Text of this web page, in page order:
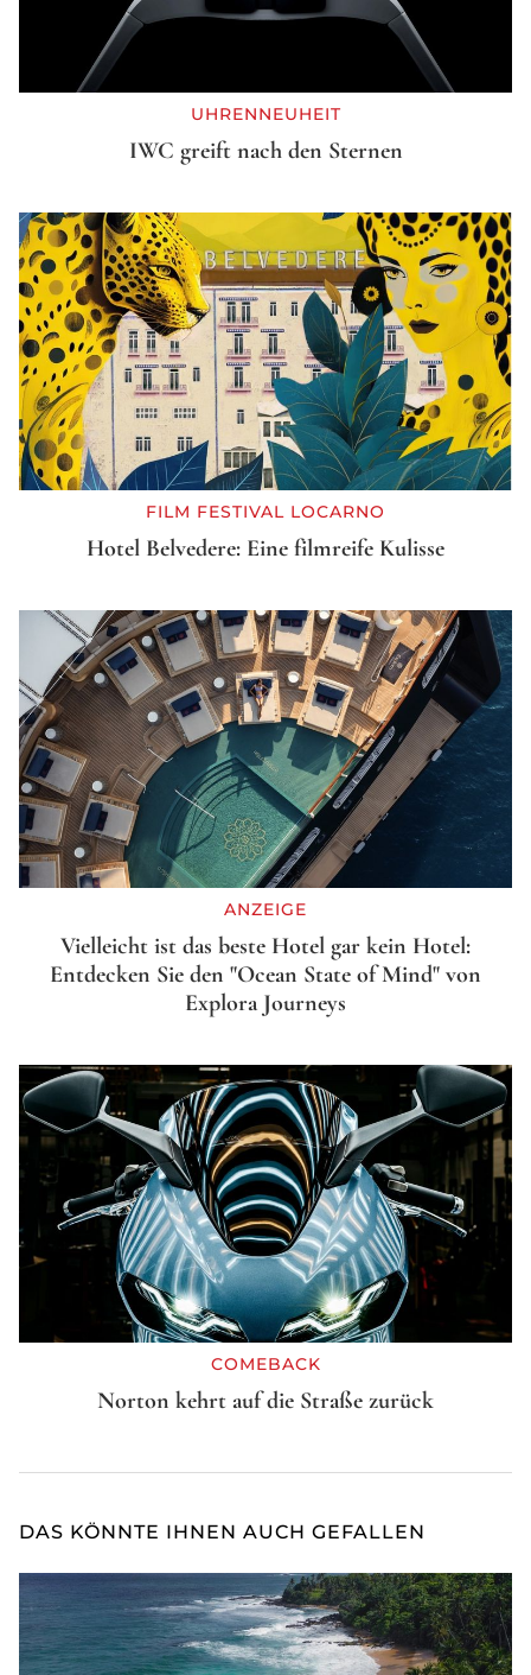
UHRENNEUHEIT
IWC greift nach den Sternen
FILM FESTIVAL LOCARNO
Hotel Belvedere: Eine filmreife Kulisse
ANZEIGE
Vielleicht ist das beste Hotel gar kein Hotel:
Entdecken Sie den "Ocean State of Mind" von
Explora Journeys
COMEBACK
Norton kehrt auf die Straße zurück
DAS KÖNNTE IHNEN AUCH GEFALLEN